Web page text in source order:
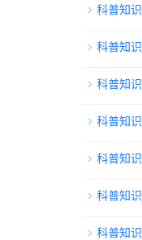
科普知识
科普知识
科普知识
科普知识
科普知识
科普知识
科普知识